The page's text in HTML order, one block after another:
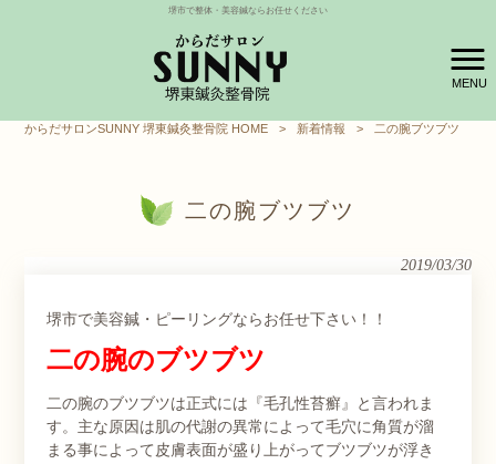
堺市で整体・美容鍼ならお任せください
MENU
からだサロンSUNNY 堺東鍼灸整骨院 HOME > 新着情報 > 二の腕ブツブツ
二の腕ブツブツ
2019/03/30
堺市で美容鍼・ピーリングならお任せ下さい！！
二の腕のブツブツ
二の腕のブツブツは正式には『毛孔性苔癬』と言われま
す。主な原因は肌の代謝の異常によって毛穴に角質が溜
まる事によって皮膚表面が盛り上がってブツブツが浮き